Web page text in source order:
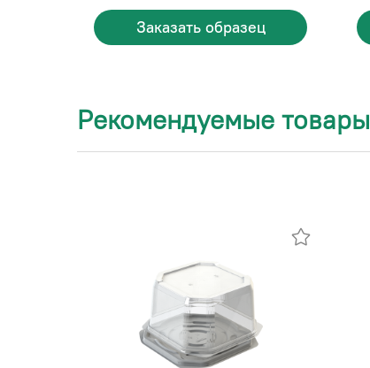
Заказать образец
Рекомендуемые товары